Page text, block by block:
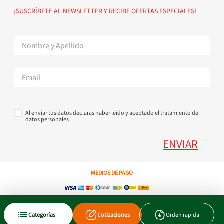
Categorías Cotizaciones Orden rapida
Suscribete al Newsletter
Superintendencia de Industria y Comercio
¡SUSCRÍBETE AL NEWSLETTER Y RECIBE OFERTAS ESPECIALES!
Al enviar tus datos declaras haber leído y aceptado el tratamiento de
datos personales
ENVIAR
MEDIOS DE PAGO
Copyright © 2023 JEN SA. Derechos Reservados. Util.com.co.